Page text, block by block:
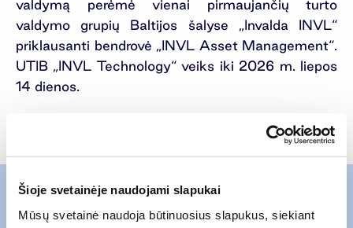
Šioje svetainėje naudojami slapukai
Mūsų svetainė naudoja būtinuosius slapukus, siekiant
valdymą perėmė vienai pirmaujančių turto
valdymo grupių Baltijos šalyse „Invalda INVL“
priklausanti bendrovė „INVL Asset Management“.
UTIB „INVL Technology“ veiks iki 2026 m. liepos
14 dienos.